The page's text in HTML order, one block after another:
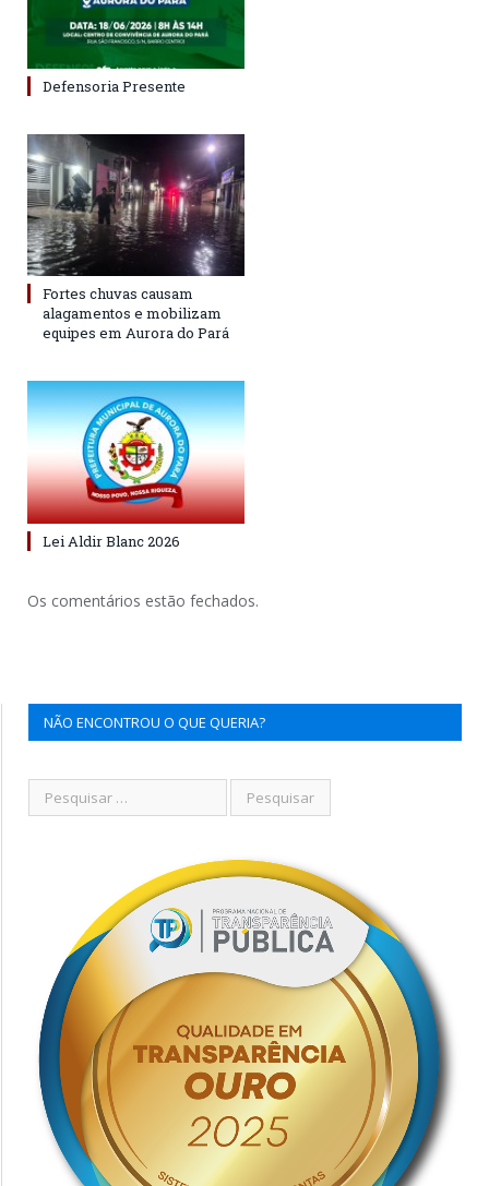
Defensoria Presente
Fortes chuvas causam
alagamentos e mobilizam
equipes em Aurora do Pará
Lei Aldir Blanc 2026
Os comentários estão fechados.
NÃO ENCONTROU O QUE QUERIA?